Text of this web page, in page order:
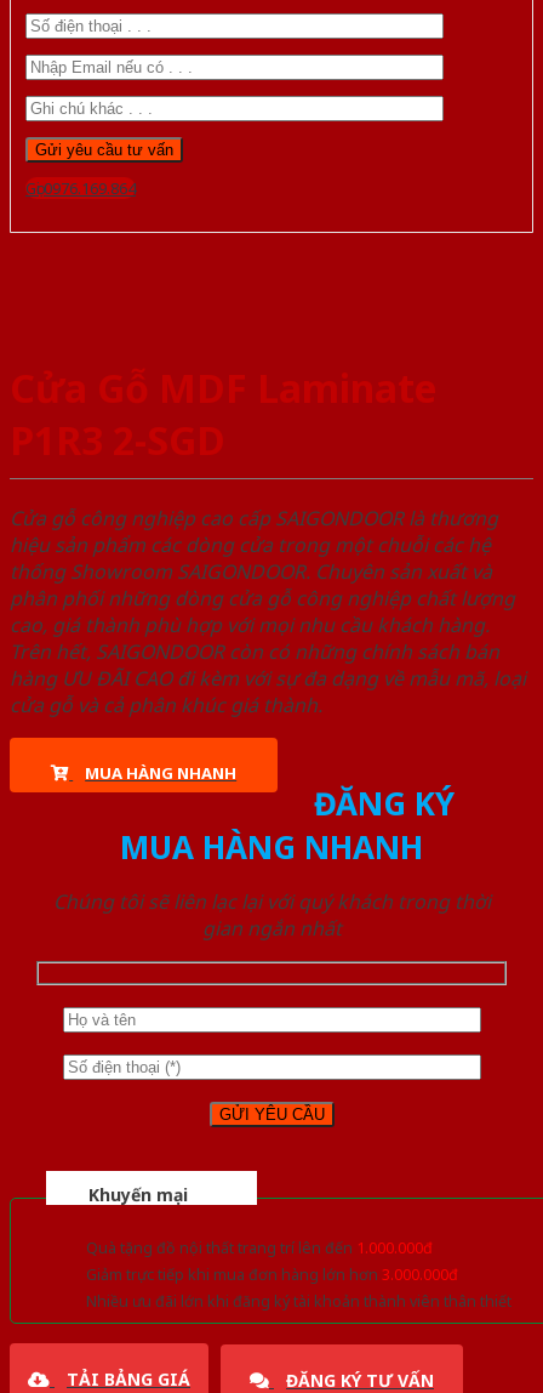
Gọi 0976.169.864
Cửa Gỗ MDF Laminate
P1R3 2-SGD
Cửa gỗ công nghiệp cao cấp SAIGONDOOR là thương
hiệu sản phẩm các dòng cửa trong một chuỗi các hệ
thống Showroom SAIGONDOOR. Chuyên sản xuất và
phân phối những dòng cửa gỗ công nghiệp chất lượng
cao, giá thành phù hợp với mọi nhu cầu khách hàng.
Trên hết, SAIGONDOOR còn có những chính sách bán
hàng ƯU ĐÃI CAO đi kèm với sự đa dạng về mẫu mã, loại
cửa gỗ và cả phân khúc giá thành.
MUA HÀNG NHANH
ĐĂNG KÝ
MUA HÀNG NHANH
Chúng tôi sẽ liên lạc lại với quý khách trong thời
gian ngắn nhất
Khuyến mại
Quà tặng đồ nội thất trang trí lên đến 1.000.000đ
Giảm trực tiếp khi mua đơn hàng lớn hơn 3.000.000đ
Nhiều ưu đãi lớn khi đăng ký tài khoản thành viên thân thiết
TẢI BẢNG GIÁ ĐĂNG KÝ TƯ VẤN